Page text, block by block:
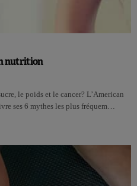
nutrition
le poids et le cancer? L’American
ses 6 mythes les plus fréquem…